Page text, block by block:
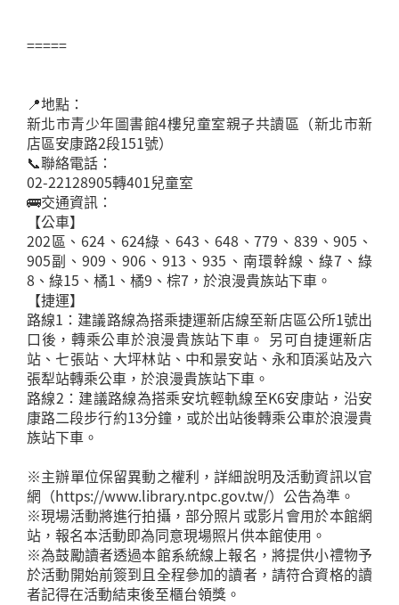
=====
📍地點：
新北市青少年圖書館4樓兒童室親子共讀區（新北市新
店區安康路2段151號）
📞聯絡電話：
02-22128905轉401兒童室
🚌交通資訊：
【公車】
202區、624、624綠、643、648、779、839、905、
905副、909、906、913、935、南環幹線、綠7、綠
8、綠15、橘1、橘9、棕7，於浪漫貴族站下車。
【捷運】
路線1：建議路線為搭乘捷運新店線至新店區公所1號出
口後，轉乘公車於浪漫貴族站下車。 另可自捷運新店
站、七張站、大坪林站、中和景安站、永和頂溪站及六
張犁站轉乘公車，於浪漫貴族站下車。
路線2：建議路線為搭乘安坑輕軌線至K6安康站，沿安
康路二段步行約13分鐘，或於出站後轉乘公車於浪漫貴
族站下車。
※主辦單位保留異動之權利，詳細說明及活動資訊以官
網（https://www.library.ntpc.gov.tw/）公告為準。
※現場活動將進行拍攝，部分照片或影片會用於本館網
站，報名本活動即為同意現場照片供本館使用。
※為鼓勵讀者透過本館系統線上報名，將提供小禮物予
於活動開始前簽到且全程參加的讀者，請符合資格的讀
者記得在活動結束後至櫃台領獎。